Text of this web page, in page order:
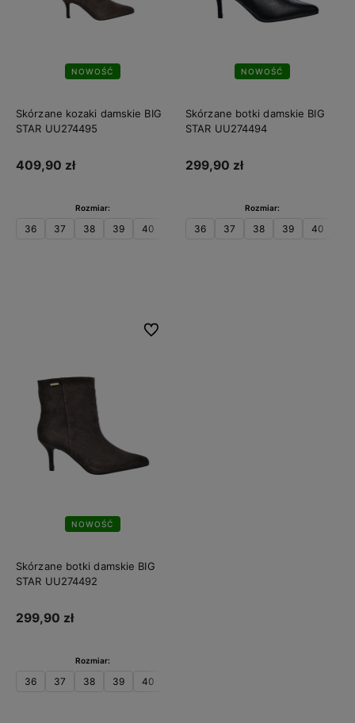
NOWOŚĆ
Skórzane kozaki damskie BIG
STAR UU274495
409,90 zł
Rozmiar:
36 37 38 39 40
NOWOŚĆ
Skórzane botki damskie BIG
STAR UU274494
299,90 zł
Rozmiar:
36 37 38 39 40
NOWOŚĆ
Skórzane botki damskie BIG
STAR UU274492
299,90 zł
Rozmiar:
36 37 38 39 40
Do ulubionych